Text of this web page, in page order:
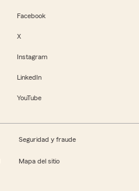
Facebook
X
Instagram
LinkedIn
YouTube
Seguridad y fraude
Mapa del sitio